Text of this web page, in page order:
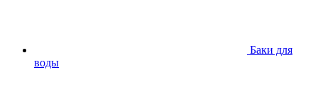
Баки для
воды